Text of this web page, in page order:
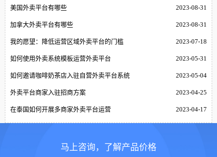
2023-08-31
美国外卖平台有哪些
2023-08-31
加拿大外卖平台有哪些
2023-07-18
我的愿望：降低运营区域外卖平台的门槛
2023-05-31
如何使用外卖系统模板运营外卖平台
2023-05-04
如何邀请咖啡奶茶店入驻自营外卖平台系统
2023-04-25
外卖平台商家入驻招商方案
2023-04-17
在泰国如何开展多商家外卖平台运营
马上咨询，了解产品价格